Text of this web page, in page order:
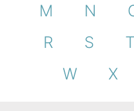
M
N
R
S T
W
X